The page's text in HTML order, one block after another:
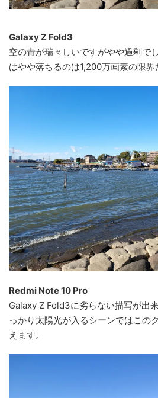
Galaxy Z Fold3
空の青が瑞々しいですがやや過剰で
はやや落ちるのは1,200万画素の限界
Redmi Note 10 Pro
Galaxy Z Fold3に劣らない描写が出
っかり太陽光が入るシーンではこの
えます。